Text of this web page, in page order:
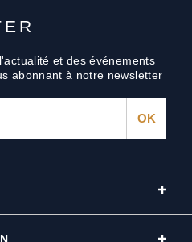
et des événements
abonnant à notre newsletter